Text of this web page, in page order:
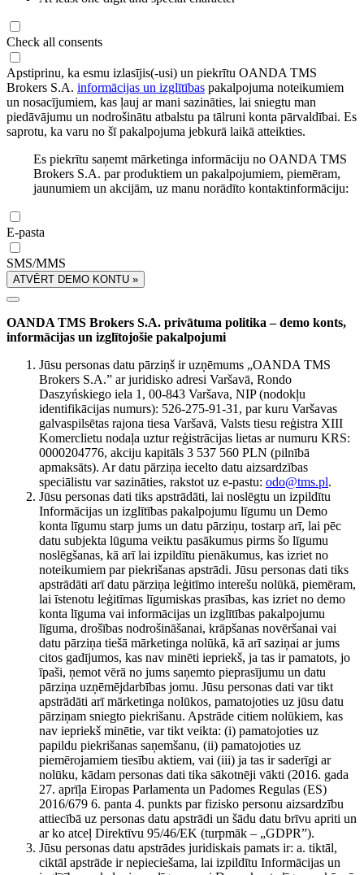
Check all consents
Apstiprinu, ka esmu izlasījis(-usi) un piekrītu OANDA TMS
Brokers S.A. informācijas un izglītības pakalpojuma noteikumiem
un nosacījumiem, kas ļauj ar mani sazināties, lai sniegtu man
piedāvājumu un nodrošinātu atbalstu pa tālruni konta pārvaldībai. Es
saprotu, ka varu no šī pakalpojuma jebkurā laikā atteikties.
Es piekrītu saņemt mārketinga informāciju no OANDA TMS
Brokers S.A. par produktiem un pakalpojumiem, piemēram,
jaunumiem un akcijām, uz manu norādīto kontaktinformāciju:
E-pasta
SMS/MMS
ATVĒRT DEMO KONTU »
OANDA TMS Brokers S.A. privātuma politika – demo konts,
informācijas un izglītojošie pakalpojumi
Jūsu personas datu pārziņš ir uzņēmums „OANDA TMS
Brokers S.A.” ar juridisko adresi Varšavā, Rondo
Daszyńskiego iela 1, 00-843 Varšava, NIP (nodokļu
identifikācijas numurs): 526-275-91-31, par kuru Varšavas
galvaspilsētas rajona tiesa Varšavā, Valsts tiesu reģistra XIII
Komerclietu nodaļa uztur reģistrācijas lietas ar numuru KRS:
0000204776, akciju kapitāls 3 537 560 PLN (pilnībā
apmaksāts). Ar datu pārziņa iecelto datu aizsardzības
speciālistu var sazināties, rakstot uz e-pastu: odo@tms.pl.
Jūsu personas dati tiks apstrādāti, lai noslēgtu un izpildītu
Informācijas un izglītības pakalpojumu līgumu un Demo
konta līgumu starp jums un datu pārziņu, tostarp arī, lai pēc
datu subjekta lūguma veiktu pasākumus pirms šo līgumu
noslēgšanas, kā arī lai izpildītu pienākumus, kas izriet no
noteikumiem par piekrišanas apstrādi. Jūsu personas dati tiks
apstrādāti arī datu pārziņa leģitīmo interešu nolūkā, piemēram,
lai īstenotu leģitīmas līgumiskas prasības, kas izriet no demo
konta līguma vai informācijas un izglītības pakalpojumu
līguma, drošības nodrošināšanai, krāpšanas novēršanai vai
datu pārziņa tiešā mārketinga nolūkā, kā arī saziņai ar jums
citos gadījumos, kas nav minēti iepriekš, ja tas ir pamatots, jo
īpaši, ņemot vērā no jums saņemto pieprasījumu un datu
pārziņa uzņēmējdarbības jomu. Jūsu personas dati var tikt
apstrādāti arī mārketinga nolūkos, pamatojoties uz jūsu datu
pārziņam sniegto piekrišanu. Apstrāde citiem nolūkiem, kas
nav iepriekš minētie, var tikt veikta: (i) pamatojoties uz
papildu piekrišanas saņemšanu, (ii) pamatojoties uz
piemērojamiem tiesību aktiem, vai (iii) ja tas ir saderīgi ar
nolūku, kādam personas dati tika sākotnēji vākti (2016. gada
27. aprīļa Eiropas Parlamenta un Padomes Regulas (ES)
2016/679 6. panta 4. punkts par fizisko personu aizsardzību
attiecībā uz personas datu apstrādi un šādu datu brīvu apriti un
ar ko atceļ Direktīvu 95/46/EK (turpmāk – „GDPR”).
Jūsu personas datu apstrādes juridiskais pamats ir: a. tiktāl,
ciktāl apstrāde ir nepieciešama, lai izpildītu Informācijas un